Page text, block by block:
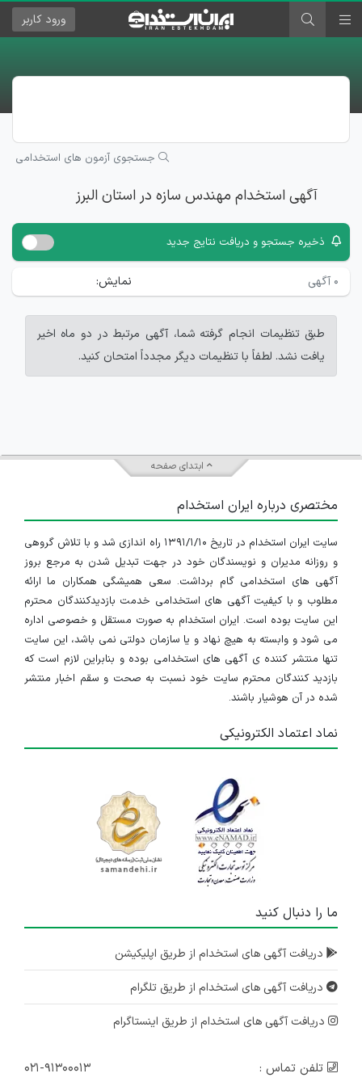
ورود کاربر
جستجوی آزمون های استخدامی
آگهی استخدام مهندس سازه در استان البرز
ذخیره جستجو و دریافت نتایج جدید
۰ آگهی نمایش:
طبق تنظیمات انجام گرفته شما، آگهی مرتبط در دو ماه اخیر
یافت نشد. لطفاً با تنظیمات دیگر مجدداً امتحان کنید.
ابتدای صفحه
مختصری درباره ایران استخدام
سایت ایران استخدام در تاریخ ۱۳۹۱/۱/۱۰ راه اندازی شد و با تلاش گروهی
و روزانه مدیران و نویسندگان خود در جهت تبدیل شدن به مرجع بروز
آگهی های استخدامی گام برداشت. سعی همیشگی همکاران ما ارائه
مطلوب و با کیفیت آگهی های استخدامی خدمت بازدیدکنندگان محترم
این سایت بوده است. ایران استخدام به صورت مستقل و خصوصی اداره
می شود و وابسته به هیچ نهاد و یا سازمان دولتی نمی باشد، این سایت
تنها منتشر کننده ی آگهی های استخدامی بوده و بنابراین لازم است که
بازدید کنندگان محترم سایت خود نسبت به صحت و سقم اخبار منتشر
شده در آن هوشیار باشند.
نماد اعتماد الکترونیکی
ما را دنبال کنید
دریافت آگهی های استخدام از طریق اپلیکیشن
دریافت آگهی های استخدام از طریق تلگرام
دریافت آگهی های استخدام از طریق اینستاگرام
تلفن تماس :
۰۲۱-۹۱۳۰۰۰۱۳